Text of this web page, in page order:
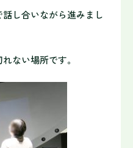
し合いながら進みまし
ない場所です。